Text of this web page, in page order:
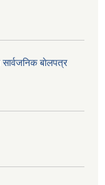
बाेलपत्र